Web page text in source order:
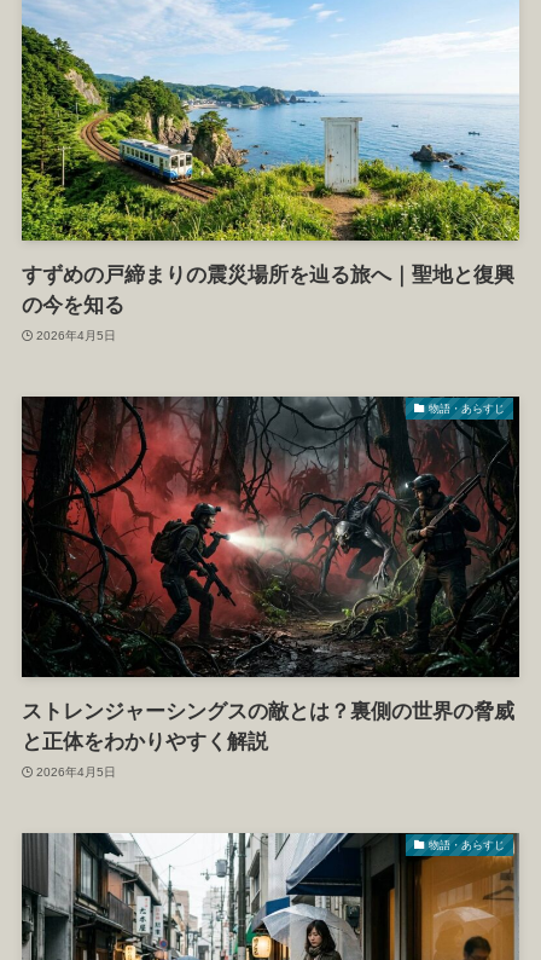
すずめの戸締まりの震災場所を辿る旅へ｜聖地と復興
の今を知る
2026年4月5日
物語・あらすじ
ストレンジャーシングスの敵とは？裏側の世界の脅威
と正体をわかりやすく解説
2026年4月5日
物語・あらすじ